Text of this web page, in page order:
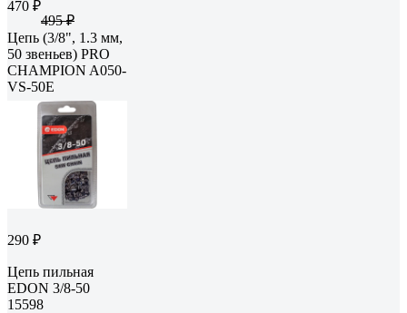
470 ₽
495 ₽
Цепь (3/8", 1.3 мм,
50 звеньев) PRO
CHAMPION A050-
VS-50E
290 ₽
Цепь пильная
EDON 3/8-50
15598